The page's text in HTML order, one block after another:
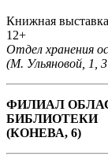
Книжная
12+
Отдел хранения
(М. Ульяновой, 1,
ФИЛИАЛ
БИБЛИОТЕКИ
(КОНЕВА, 6)